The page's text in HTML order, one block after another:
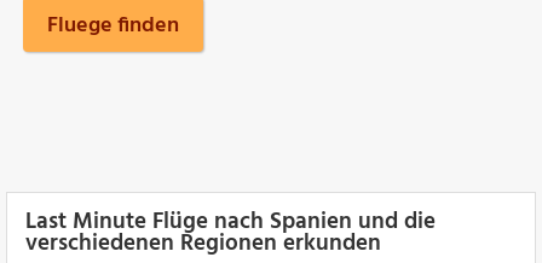
Fluege finden
Last Minute Flüge nach Spanien und die
verschiedenen Regionen erkunden